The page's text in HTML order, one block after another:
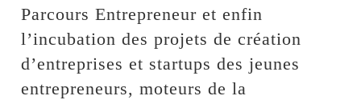
Parcours Entrepreneur et enfin
l’incubation des projets de création
d’entreprises et startups des jeunes
entrepreneurs, moteurs de la